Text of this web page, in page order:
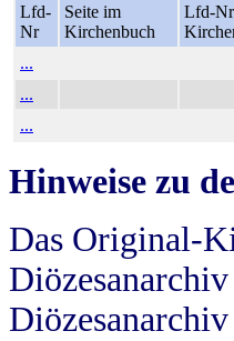
Lfd-
Nr
Seite im
Kirchenbuch
Lfd-
...
...
...
Hinweise zu
Das Original-